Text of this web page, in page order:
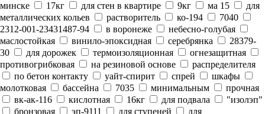
минске
17кг для стен в квартире 9кг ма 15
для
металлических кольев
растворитель ко-194
7040
2312-001-23431487-94
в воронеже
небесно-голубая
маслостойкая
винило-эпоксидная серебрянка
28379-
30
для дорожек термоизоляционная
огнезащитная
противогрибковая
на резиновой основе
распределителя
по бетон контакту
уайт-спирит спрей
шкафы
молотковая
бассейна 7035 минимальным
прочная
вк-ак-116
кислотная 16кг для подвала
"изолэп"
бронзовая
эп-9111 для ступеней
для